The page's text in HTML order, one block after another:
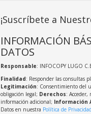
¡Suscríbete a
INFORMACIÓN
DATOS
Responsable: INFOCOPY LUGO
Finalidad: Responder las consultas
Legitimación: Consentimiento del
obligación legal; Derechos:
información adicional; Información
Datos en nuestra Política de Privacidad